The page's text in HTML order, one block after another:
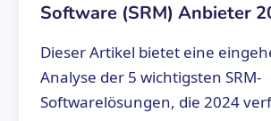
Software (SRM) Anbieter
Dieser Artikel bietet eine
Analyse der 5 wichtigsten SRM-
Softwarelösungen, die 2024